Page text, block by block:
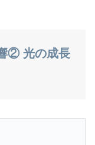
② 光の成長